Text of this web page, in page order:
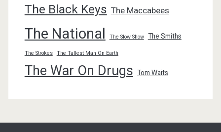
The Black Keys The Maccabees
The National The Slow Show The Smiths
The Strokes The Tallest Man On Earth
The War On Drugs Tom Waits